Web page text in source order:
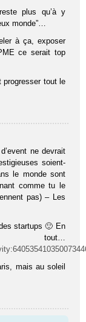
plus qu’à y
monde”…
à ça, exposer
ce serait top
progresser tout le
ne devrait
soient-
le monde sont
comme tu le
pas) – Les
startups 🙂 En
tout…
mais au soleil